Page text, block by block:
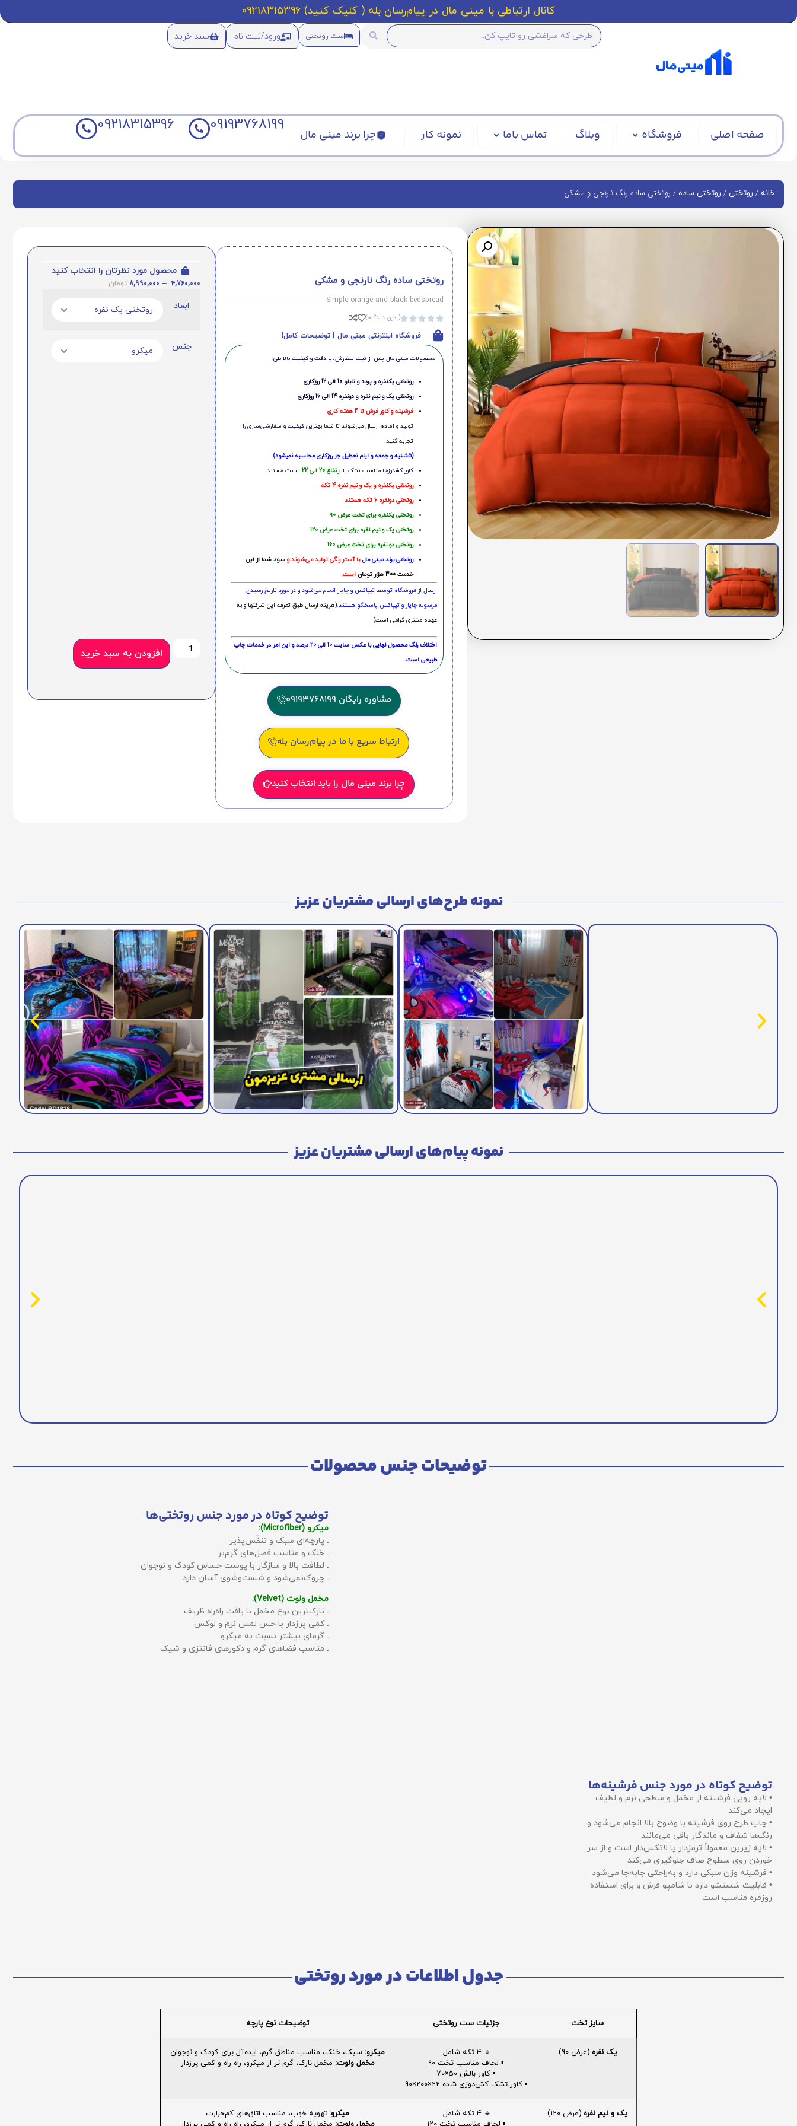
کانال ارتباطی با مینی مال در پیام‌رسان بله ( کلیک کنید) 09218315396
ست روتختی ورود/ثبت نام سبد خرید
صفحه اصلی فروشگاه وبلاگ تماس باما نمونه کار چرا برند مینی مال
09193768199
09218315396
خانه / روتختی / روتختی ساده / روتختی ساده رنگ نارنجی و مشکی
روتختی ساده رنگ نارنجی و مشکی
Simple orange and black bedspread




(بدون دیدگاه)
فروشگاه اینترنتی مینی مال { توضیحات کامل}
محصولات مینی‌ مال پس از ثبت سفارش، با دقت و کیفیت بالا طی:
روتختی یکنفره و پرده و تابلو 10 الی 12 روزکاری
روتختی یک و نیم نفره و دونفره 14 الی 16 روزکاری
فرشینه و کاور فرش تا 4 هفته کاری
تولید و آماده ارسال می‌شوند تا شما بهترین کیفیت و سفارشی‌سازی را
تجربه کنید.
(5شنبه و جمعه و ایام تعطیل جز روزکاری محاسبه نمیشود)
کاور کشدوزها مناسب تشک با ارتفاع 20 الی 22
سانت هستند
روتختی یکنفره و یک و نیم نفره 4 تکه
روتختی دونفره 6 تکه هستند
روتختی یکنفره برای تخت عرض 90
روتختی یک و نیم نفره برای تخت عرض 120
روتختی دو نفره برای تخت عرض 160
روتختی‌ برند مینی مالبا آستر رنگی تولید می‌شوند وسود شما از این
خدمت 300 هزار تومان
است.
ارسال از فروشگاه توسط تیپاکس و چاپار انجام می‌شود و در مورد تاریخ رسیدن
مرسوله چاپار و تیپاکس پاسخگو هستند.(هزینه ارسال طبق تعرفه این شرکتها و به
عهده مشتری گرامی است)
اختلاف رنگ محصول نهایی با عکس سایت 10 الی 20 درصد و این امر در خدمات چاپ
طبیعی است.
مشاوره رایگان 09193768199
ارتباط سریع با ما در پیام‌رسان بله
چرا برند مینی مال را باید انتخاب کنید
محصول مورد نظرتان را انتخاب کنید
4,760,000
–
8,990,000 تومان
ابعاد
جنس
افزودن به سبد خرید
نمونه طرح‌های ارسالی مشتریان عزیز
نمونه پیام‌های ارسالی مشتریان عزیز
توضیحات جنس محصولات
توضیح کوتاه در مورد جنس روتختی‌ها
میکرو (Microfiber):
ـ پارچه‌ای سبک و تنفّس‌پذیر
ـ خنک و مناسب فصل‌های گرم‌تر
ـ لطافت بالا و سازگار با پوست حساس کودک و نوجوان
ـ چروک‌نمی‌شود و شست‌وشوی آسان دارد
مخمل ولوت (Velvet):
ـ نازک‌ترین نوع مخمل با بافت راه‌راه ظریف
ـ کمی پرزدار با حس لمس نرم و لوکس
ـ گرمای بیشتر نسبت به میکرو
ـ مناسب فضاهای گرم و دکورهای فانتزی و شیک
توضیح کوتاه در مورد جنس فرشینه‌ها
• لایه رویی فرشینه از مخمل و سطحی نرم و لطیف
ایجاد می‌کند
• چاپ طرح روی فرشینه با وضوح بالا انجام می‌شود و
رنگ‌ها شفاف و ماندگار باقی می‌مانند
• لایه زیرین معمولاً ترمزدار یا لاتکس‌دار است و از سر
خوردن روی سطوح صاف جلوگیری می‌کند
• فرشینه وزن سبکی دارد و به‌راحتی جابه‌جا می‌شود
• قابلیت شستشو دارد با شامپو فرش و برای استفاده
روزمره مناسب است
جدول اطلاعات در مورد روتختی
سایز تخت جزئیات ست روتختی توضیحات نوع پارچه
یک نفره (عرض 90)
🔹 4 تکه شامل:
▪️ لحاف مناسب تخت 90
▪️ کاور بالش 50×70
▪️ کاور تشک کش‌دوزی شده 22×200×90
میکرو: سبک، خنک، مناسب مناطق گرم، ایده‌آل برای کودک و نوجوان
مخمل ولوت: مخمل نازک، گرم تر از میکرو، راه راه و کمی پرزدار
یک و نیم نفره (عرض 120)
🔹 4 تکه شامل:
میکرو: تهویه خوب، مناسب اتاق‌های کم‌حرارت